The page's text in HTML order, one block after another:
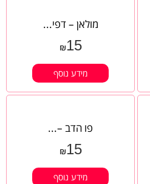
מולאן – דפי...
₪15
מידע נוסף
פו הדב –...
₪15
מידע נוסף